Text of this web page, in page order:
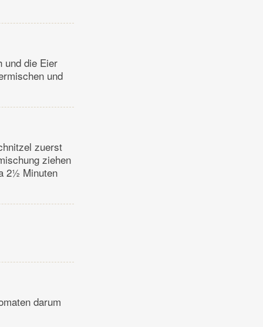
und die Eier
und
zuerst
ziehen
2½ Minuten
darum